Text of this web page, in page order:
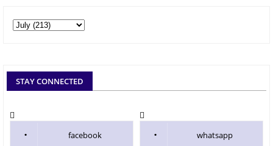
STAY CONNECTED
facebook whatsapp